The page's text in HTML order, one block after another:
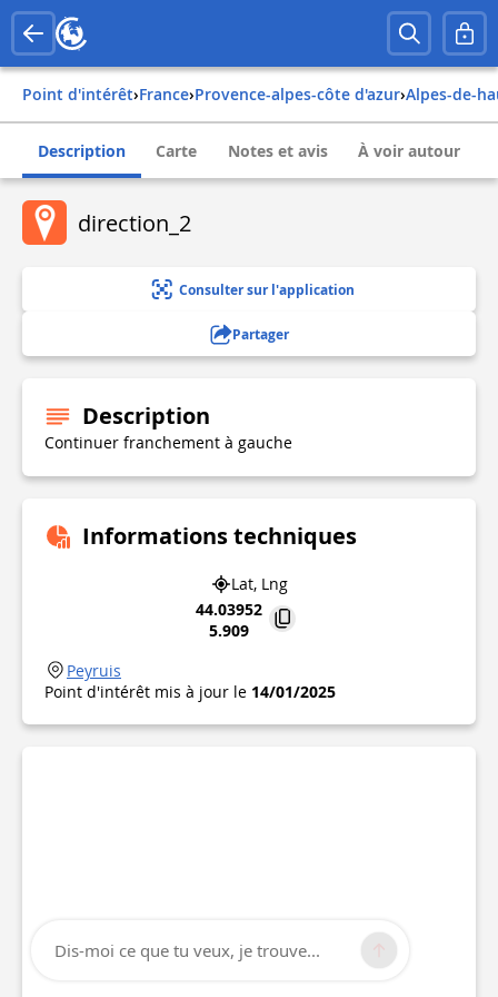
Point d'intérêt› france› provence-alpes-côte d'azur› alpes-de-
Description Carte Notes et avis À voir autour
direction_2
Consulter sur l'application
Partager
Description
Continuer franchement à gauche
Informations techniques
Lat, Lng
44.03952
5.909
Peyruis
Point d'intérêt mis à jour le 14/01/2025
Dis-moi ce que tu veux, je trouve...